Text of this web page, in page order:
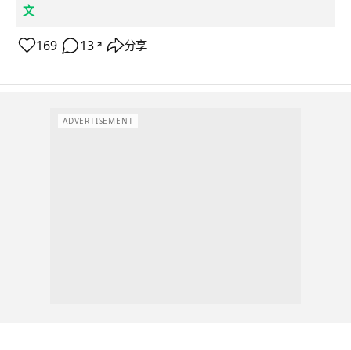
文
169 13 ↗ 分享
ADVERTISEMENT